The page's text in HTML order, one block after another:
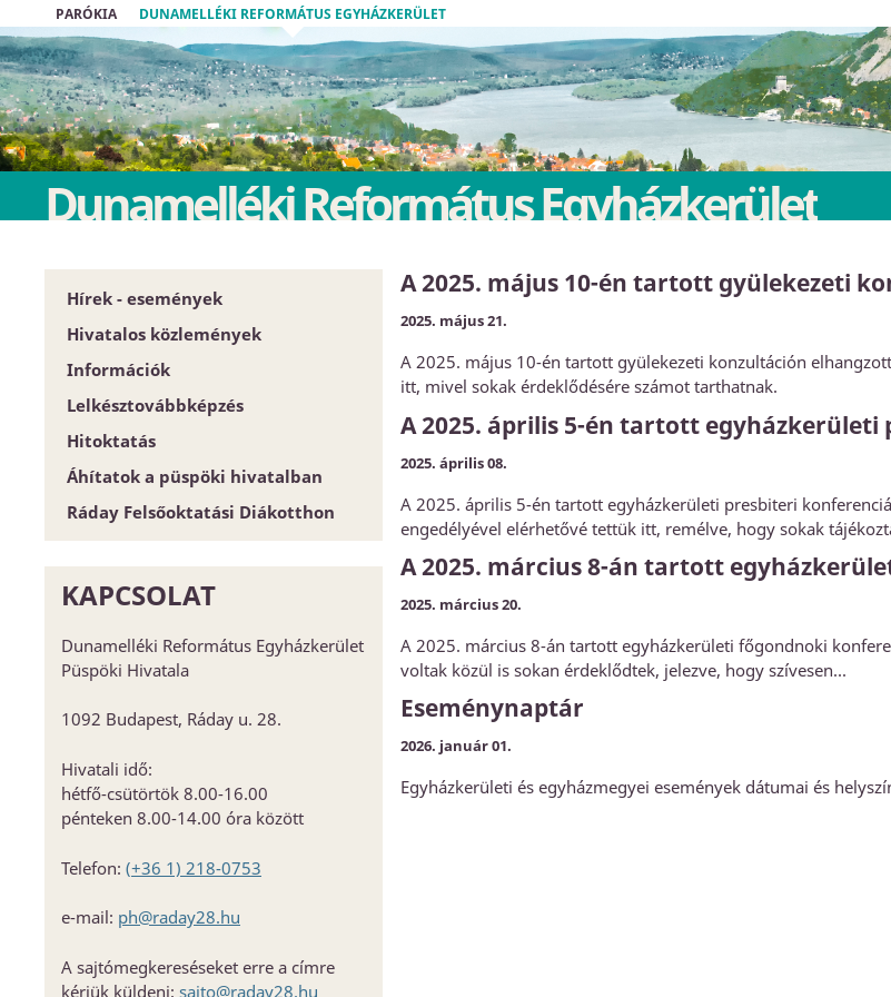
PARÓKIA DUNAMELLÉKI REFORMÁTUS EGYHÁZKERÜLET
Dunamelléki Református Egyházkerület
Hírek - események
Hivatalos közlemények
Püspöki Hivatal
Közgyűlés
Zárt tartalom
Szabályrendeletek
Űrlapok
Dunamellék története
Közlöny
Közbeszerzés
Kiss Géza emlékház és közösségi
Információk
Egyházközségek
Esperesi Hivatalok
Püspöki Hivatal
Elnökség és szervezet
Konferencia-központ
Címtár
Lelkésztovábbképzés
Hitoktatás
Hitoktatót keresünk
Hitoktató állást keres
Áhítatok a püspöki hivatalban
Ráday Felsőoktatási Diákotthon
KAPCSOLAT
Dunamelléki Református Egyházkerület
Püspöki Hivatala
1092 Budapest, Ráday u. 28.
Hivatali idő:
hétfő-csütörtök 8.00-16.00
pénteken 8.00-14.00 óra között
Telefon: (+36 1) 218-0753
e-mail: ph@raday28.hu
A sajtómegkereséseket erre a címre
kérjük küldeni: sajto@raday28.hu
A 2025. május 10-én tartott gyülekezeti
2025. május 21.
A 2025. május 10-én tartott gyülekezeti konzultáción
itt, mivel sokak érdeklődésére számot tarthatnak.
A 2025. április 5-én tartott
2025. április 08.
A 2025. április 5-én tartott egyházkerületi presbiteri
engedélyével elérhetővé tettük itt, remélve, hogy sokak
A 2025. március 8-án tartott
2025. március 20.
A 2025. március 8-án tartott egyházkerületi főgondnoki
voltak közül is sokan érdeklődtek, jelezve, hogy szívesen...
Eseménynaptár
2026. január 01.
Egyházkerületi és egyházmegyei események dátumai és